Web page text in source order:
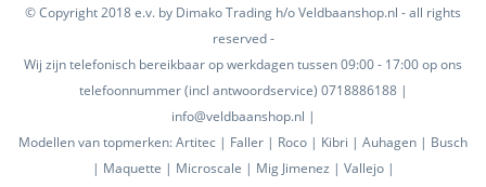
© Copyright 2018 e.v. by Dimako Trading h/o Veldbaanshop.nl - all rights
reserved -
Wij zijn telefonisch bereikbaar op werkdagen tussen 09:00 - 17:00 op ons
telefoonnummer (incl antwoordservice) 0718886188 |
info@veldbaanshop.nl |
Modellen van topmerken: Artitec | Faller | Roco | Kibri | Auhagen | Busch
| Maquette | Microscale | Mig Jimenez | Vallejo |